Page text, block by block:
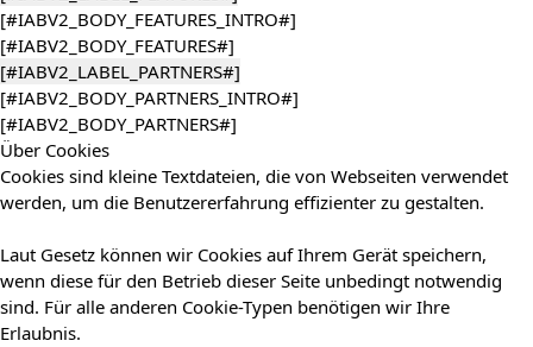
[#IABV2_BODY_FEATURES_INTRO#]
[#IABV2_BODY_FEATURES#]
[#IABV2_LABEL_PARTNERS#]
[#IABV2_BODY_PARTNERS_INTRO#]
[#IABV2_BODY_PARTNERS#]
Über Cookies
Cookies sind kleine Textdateien, die von Webseiten verwendet
werden, um die Benutzererfahrung effizienter zu gestalten.
Laut Gesetz können wir Cookies auf Ihrem Gerät speichern,
wenn diese für den Betrieb dieser Seite unbedingt notwendig
sind. Für alle anderen Cookie-Typen benötigen wir Ihre
Erlaubnis.